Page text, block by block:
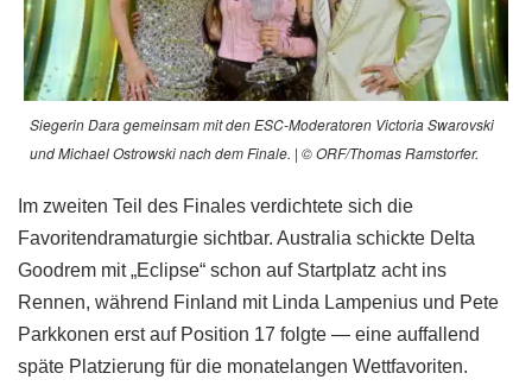
Siegerin Dara gemeinsam mit den ESC-Moderatoren Victoria Swarovski
und Michael Ostrowski nach dem Finale. | © ORF/Thomas Ramstorfer.
Im zweiten Teil des Finales verdichtete sich die
Favoritendramaturgie sichtbar. Australia schickte Delta
Goodrem mit „Eclipse“ schon auf Startplatz acht ins
Rennen, während Finland mit Linda Lampenius und Pete
Parkkonen erst auf Position 17 folgte — eine auffallend
späte Platzierung für die monatelangen Wettfavoriten.